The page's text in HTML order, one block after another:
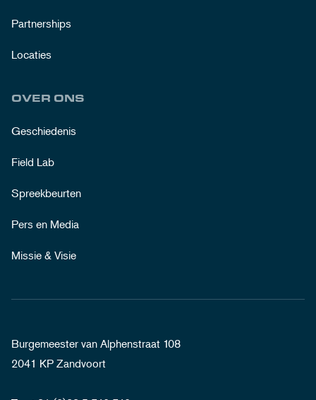
Partnerships
Locaties
OVER ONS
Geschiedenis
Field Lab
Spreekbeurten
Pers en Media
Missie & Visie
Burgemeester van Alphenstraat 108
2041 KP Zandvoort